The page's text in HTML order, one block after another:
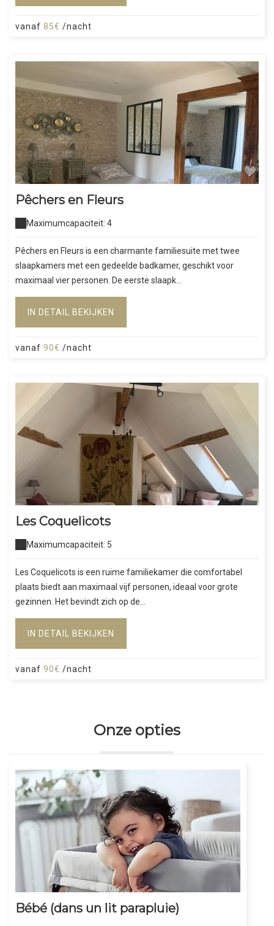
vanaf 85€ /nacht
Pêchers en Fleurs
Maximumcapaciteit: 4
Pêchers en Fleurs is een charmante familiesuite met twee
slaapkamers met een gedeelde badkamer, geschikt voor
maximaal vier personen. De eerste slaapk...
IN DETAIL BEKIJKEN
vanaf 90€ /nacht
Les Coquelicots
Maximumcapaciteit: 5
Les Coquelicots is een ruime familiekamer die comfortabel
plaats biedt aan maximaal vijf personen, ideaal voor grote
gezinnen. Het bevindt zich op de...
IN DETAIL BEKIJKEN
vanaf 90€ /nacht
Onze opties
Bébé (dans un lit parapluie)